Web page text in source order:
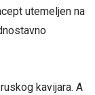
utemeljen na
kavijara. A